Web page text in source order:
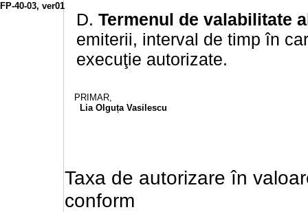
FP-40-03, ver01
D. Termenul de valabilitate
emiterii, interval de timp în
execuţie autorizate.
PRIMAR,
Lia Olguța Vasilescu
Taxa de autorizare în
conform